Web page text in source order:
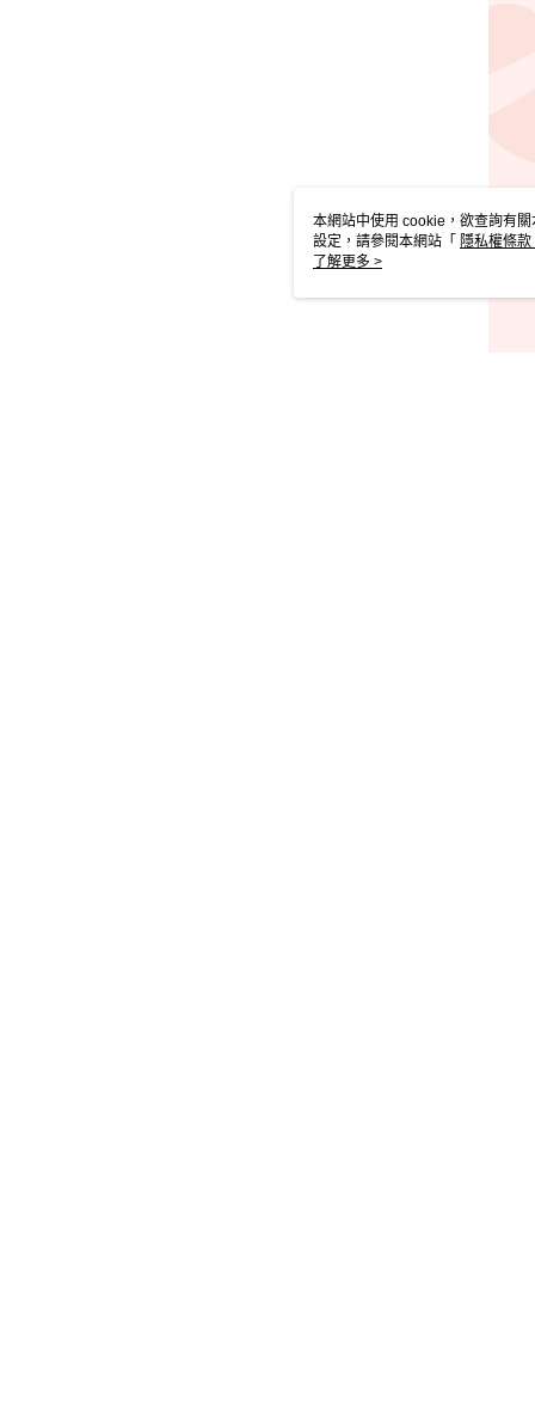
本網站中使用 cookie，欲查詢有
設定，請參閱本網站「 隱私權條款
使用 cookie。
了解更多 >